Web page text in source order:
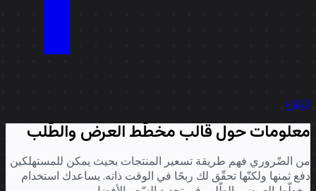
حول قالب مخطّط العرض والطّلب
الضّروري فهم طريقة تسعير المنتجات بحيث يمكن للمستهلكين
ثمنها ولكنّها تحقّق لك ربحًا في الوقت ذاته. يساعدك استخدام